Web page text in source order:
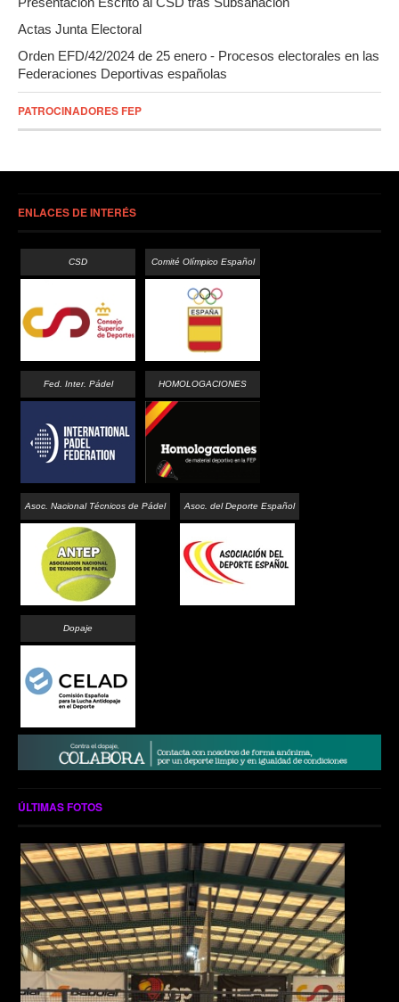
Actas Junta Electoral
Orden EFD/42/2024 de 25 enero - Procesos electorales en las
Federaciones Deportivas españolas
PATROCINADORES FEP
ENLACES DE INTERÉS
CSD Comité Olímpico Español
Fed. Inter. Pádel HOMOLOGACIONES
Asoc. Nacional Técnicos de Pádel Asoc. del Deporte Español
Dopaje
ÚLTIMAS FOTOS